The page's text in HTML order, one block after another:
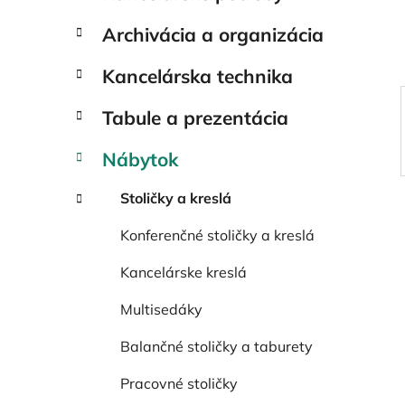
l
Archivácia a organizácia
Kancelárska technika
Tabule a prezentácia
Nábytok
Stoličky a kreslá
Konferenčné stoličky a kreslá
Kancelárske kreslá
Multisedáky
Balančné stoličky a taburety
Pracovné stoličky